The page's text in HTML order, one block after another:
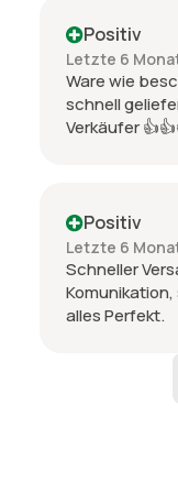
Positiv
Letzte 6
Ware wie
schnell
Verkäufer
Positiv
Letzte 6
Schneller
alles Perfekt.